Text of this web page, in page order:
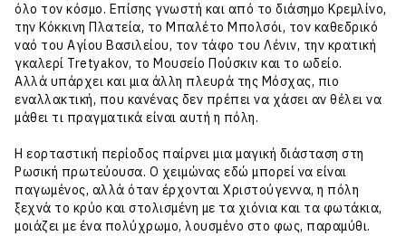
όλο τον κόσμο. Επίσης γνωστή και από το διάσημο Κρεμλίνο,
την Κόκκινη Πλατεία, το Μπαλέτο Μπολσόι, τον καθεδρικό
ναό του Αγίου Βασιλείου, τον τάφο του Λένιν, την κρατική
γκαλερί Tretyakov, το Μουσείο Πούσκιν και το ωδείο.
Αλλά υπάρχει και μια άλλη πλευρά της Μόσχας, πιο
εναλλακτική, που κανένας δεν πρέπει να χάσει αν θέλει να
μάθει τι πραγματικά είναι αυτή η πόλη.
Η εορταστική περίοδος παίρνει μια μαγική διάσταση στη
Ρωσική πρωτεύουσα. Ο χειμώνας εδώ μπορεί να είναι
παγωμένος, αλλά όταν έρχονται Χριστούγεννα, η πόλη
ξεχνά το κρύο και στολισμένη με τα χιόνια και τα φωτάκια,
μοιάζει με ένα πολύχρωμο, λουσμένο στο φως, παραμύθι.